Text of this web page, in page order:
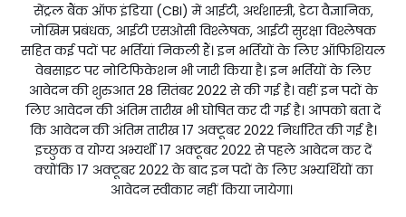
सेंट्रल बैंक ऑफ इंडिया (CBI) में आईटी, अर्थशास्त्री, डेटा वैज्ञानिक,
जोखिम प्रबंधक, आईटी एसओसी विश्लेषक, आईटी सुरक्षा विश्लेषक
सहित कई पदों पर भर्तियां निकली हैं। इन भर्तियों के लिए ऑफिशियल
वेबसाइट पर नोटिफिकेशन भी जारी किया है। इन भर्तियों के लिए
आवेदन की शुरुआत 28 सितंबर 2022 से की गई है। वहीं इन पदों के
लिए आवेदन की अंतिम तारीख भी घोषित कर दी गई है। आपको बता दें
कि आवेदन की अंतिम तारीख 17 अक्टूबर 2022 निर्धारित की गई है।
इच्छुक व योग्य अभ्यर्थी 17 अक्टूबर 2022 से पहले आवेदन कर दें
क्योंकि 17 अक्टूबर 2022 के बाद इन पदों के लिए अभ्यर्थियों का
आवेदन स्वीकार नहीं किया जायेगा।